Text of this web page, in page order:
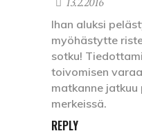
Ihan aluksi
myöhästytte
sotku!
toivomisen
matkanne jatkuu
merkeissä.
REPLY